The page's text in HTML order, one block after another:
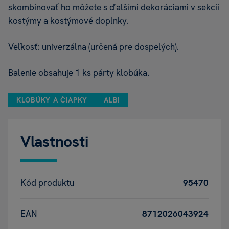
skombinovať ho môžete s ďalšími dekoráciami v sekcii
kostýmy a kostýmové doplnky.
Veľkosť: univerzálna (určená pre dospelých).
Balenie obsahuje 1 ks párty klobúka.
KLOBÚKY A ČIAPKY ALBI
Vlastnosti
Kód produktu 95470
EAN 8712026043924